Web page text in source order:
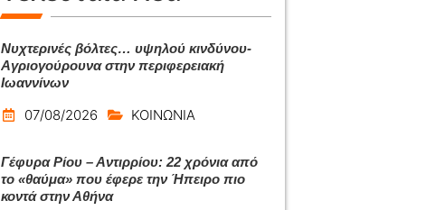
Νυχτερινές βόλτες… υψηλού κινδύνου-
Αγριογούρουνα στην περιφερειακή
Ιωαννίνων
07/08/2026 ΚΟΙΝΩΝΙΑ
Γέφυρα Ρίου – Αντιρρίου: 22 χρόνια από
το «θαύμα» που έφερε την Ήπειρο πιο
κοντά στην Αθήνα